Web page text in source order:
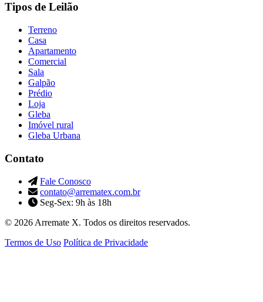
Tipos de Leilão
Terreno
Casa
Apartamento
Comercial
Sala
Galpão
Prédio
Loja
Gleba
Imóvel rural
Gleba Urbana
Contato
Fale Conosco
contato@arrematex.com.br
Seg-Sex: 9h às 18h
© 2026 Arremate X. Todos os direitos reservados.
Termos de Uso Política de Privacidade